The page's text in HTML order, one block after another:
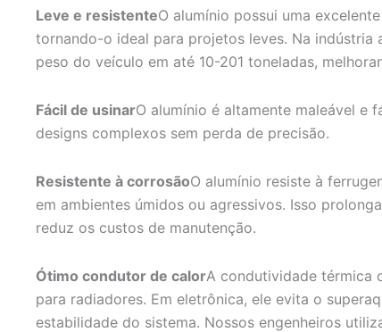
Leve e resistenteO alumínio possui uma
tornando-o ideal para projetos leves. Na indústria
peso do veículo em até 10-201 toneladas,
Fácil de usinarO alumínio é altamente maleável e
designs complexos sem perda de precisão.
Resistente à corrosãoO alumínio resiste à
em ambientes úmidos ou agressivos. Isso
reduz os custos de manutenção.
Ótimo condutor de calorA condutividade térmica
para radiadores. Em eletrônica, ele evita o
estabilidade do sistema. Nossos engenheiros